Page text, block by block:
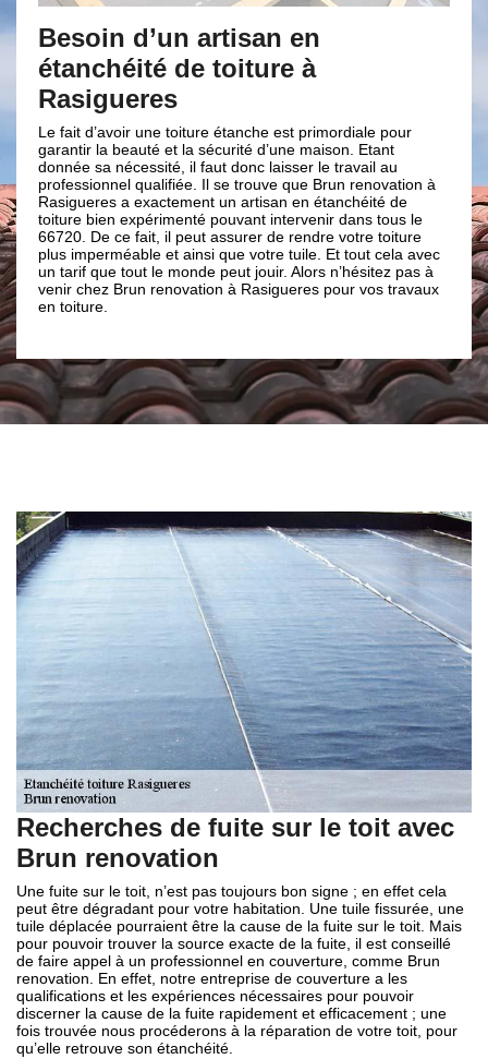
en
primordiale pour
maison. Etant
le travail au
Brun renovation à
en étanchéité de
dans tous le
rendre votre toiture
tuile. Et tout cela avec
Alors n’hésitez pas à
pour vos travaux
Rendre votre toit de
plus étanche à
Le fait de rendre votre toiture plus étanche
renovation à Rasigueres vous propose ses
des tarifs abordable et accessible à tous
financier. Une fois entre les mains des
toiture de Brun renovation, votre terrasse
magnifique et résistante à toutes sortes
que Brun renovation a en sa possession des
premier choix pour protéger vos toitures en
la rouille et ainsi que la corrosion.
Recherches de fuite sur le toit avec
Brun renovation
Une fuite sur le toit, n’est pas toujours bon signe ; en effet cela
peut être dégradant pour votre habitation. Une tuile fissurée, une
tuile déplacée pourraient être la cause de la fuite sur le toit. Mais
pour pouvoir trouver la source exacte de la fuite, il est conseillé
de faire appel à un professionnel en couverture, comme Brun
renovation. En effet, notre entreprise de couverture a les
qualifications et les expériences nécessaires pour pouvoir
discerner la cause de la fuite rapidement et efficacement ; une
fois trouvée nous procéderons à la réparation de votre toit, pour
qu’elle retrouve son étanchéité.